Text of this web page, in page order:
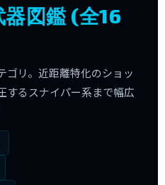
図鑑 (全16
ゴリ。近距離特化のショッ
するスナイパー系まで幅広